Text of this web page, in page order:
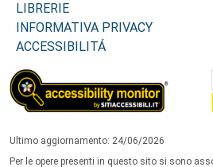
LIBRERIE
INFORMATIVA PRIVACY
ACCESSIBILITÁ
Ultimo aggiornamento: 24/06/2026
Per le opere presenti in questo sito si sono